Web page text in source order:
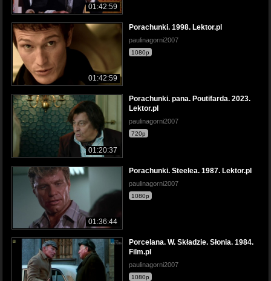
01:42:59
01:42:59
Porachunki. 1998. Lektor.pl
paulinagorni2007
1080p
01:20:37
Porachunki. pana. Poutifarda. 2023.
Lektor.pl
paulinagorni2007
720p
01:36:44
Porachunki. Steelea. 1987. Lektor.pl
paulinagorni2007
1080p
Porcelana. W. Składzie. Słonia. 1984.
Film.pl
paulinagorni2007
1080p